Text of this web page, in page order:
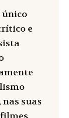
único
e
suas